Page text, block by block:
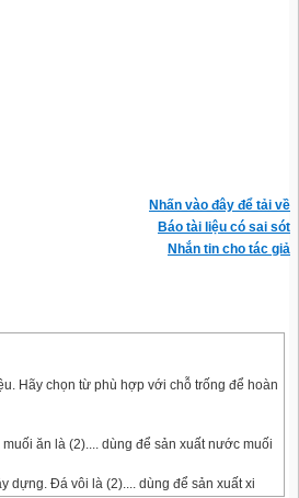
Nhấn vào đây để tải về
Báo tài liệu có sai sót
Nhắn tin cho tác giả
Hãy chọn từ phù hợp với chỗ trống để hoàn
ăn là (2).... dùng để sản xuất nước muối
dựng. Đá vôi là (2).... dùng để sản xuất xi